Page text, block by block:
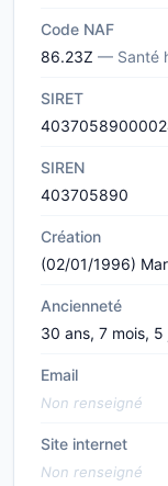
Code NAF
86.23Z — Santé
SIRET
SIREN
403705890
Création
(02/01/1996)
Ancienneté
30 ans, 7 mois, 5
Email
Non renseigné
Site internet
Non renseigné